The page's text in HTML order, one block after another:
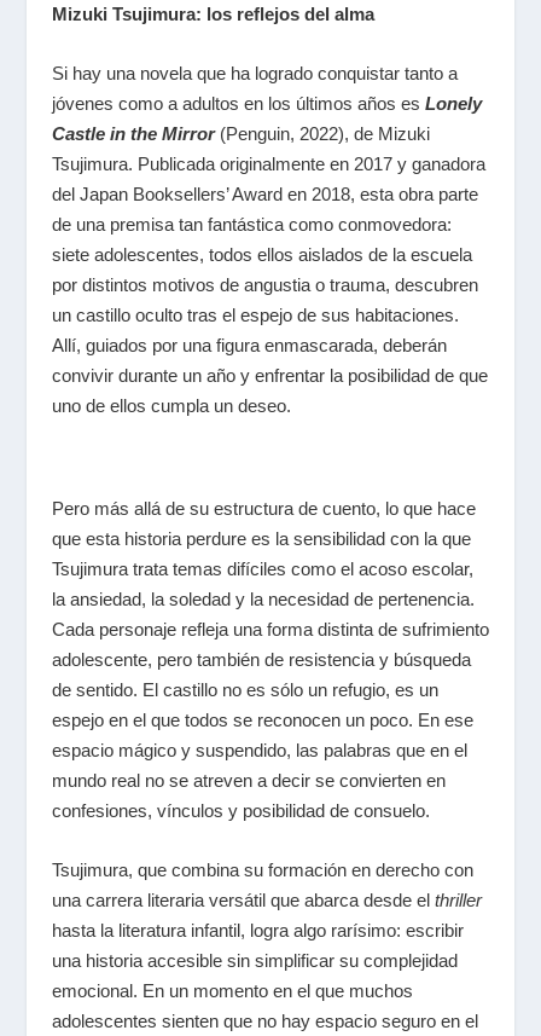
Mizuki Tsujimura: los reflejos del alma
Si hay una novela que ha logrado conquistar tanto a
jóvenes como a adultos en los últimos años es Lonely
Castle in the Mirror (Penguin, 2022), de Mizuki
Tsujimura. Publicada originalmente en 2017 y ganadora
del Japan Booksellers’ Award en 2018, esta obra parte
de una premisa tan fantástica como conmovedora:
siete adolescentes, todos ellos aislados de la escuela
por distintos motivos de angustia o trauma, descubren
un castillo oculto tras el espejo de sus habitaciones.
Allí, guiados por una figura enmascarada, deberán
convivir durante un año y enfrentar la posibilidad de que
uno de ellos cumpla un deseo.
Pero más allá de su estructura de cuento, lo que hace
que esta historia perdure es la sensibilidad con la que
Tsujimura trata temas difíciles como el acoso escolar,
la ansiedad, la soledad y la necesidad de pertenencia.
Cada personaje refleja una forma distinta de sufrimiento
adolescente, pero también de resistencia y búsqueda
de sentido. El castillo no es sólo un refugio, es un
espejo en el que todos se reconocen un poco. En ese
espacio mágico y suspendido, las palabras que en el
mundo real no se atreven a decir se convierten en
confesiones, vínculos y posibilidad de consuelo.
Tsujimura, que combina su formación en derecho con
una carrera literaria versátil que abarca desde el thriller
hasta la literatura infantil, logra algo rarísimo: escribir
una historia accesible sin simplificar su complejidad
emocional. En un momento en el que muchos
adolescentes sienten que no hay espacio seguro en el